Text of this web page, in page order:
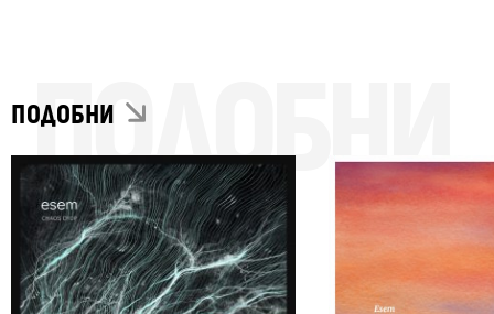
ПОДОБНИ
ПОДОБНИ